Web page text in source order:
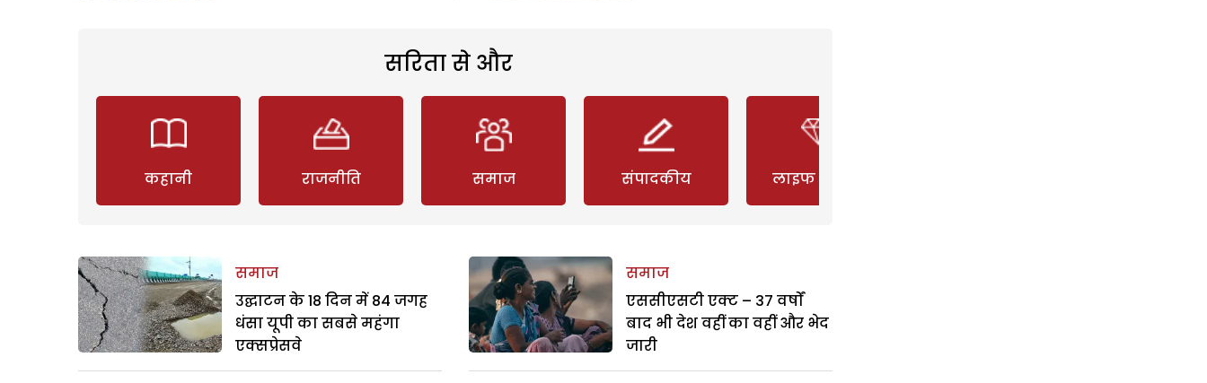
सरिता से और
कहानी राजनीति समाज संपादकीय लाइफ स्टाइल
समाज
उद्घाटन के 18 दिन में 84 जगह
धंसा यूपी का सबसे महंगा
एक्सप्रेसवे
समाज
एससीएसटी एक्ट – 37 वर्षों
बाद भी देश वहीं का वहीं और भेद
जारी